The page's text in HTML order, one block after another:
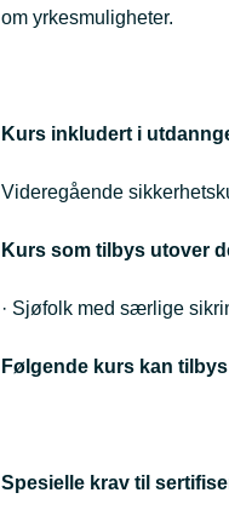
om yrkesmuligheter.
Kurs inkludert i
Videregående
Kurs som tilbys utover
· Sjøfolk med særlige
Følgende kurs kan
Spesielle krav til